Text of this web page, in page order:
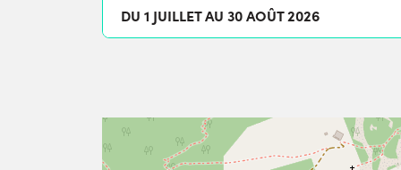
DU 1 JUILLET AU 30 AOÛT 2026